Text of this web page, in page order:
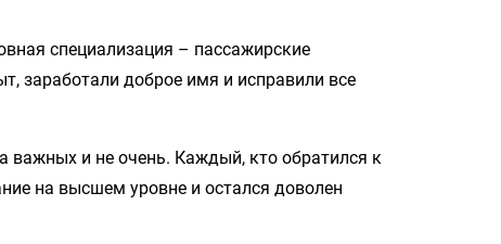
специализация – пассажирские
заработали доброе имя и исправили все
важных и не очень. Каждый, кто обратился к
на высшем уровне и остался доволен